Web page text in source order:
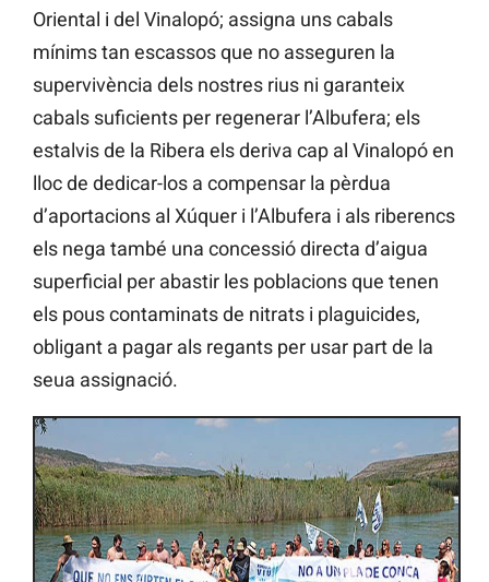
Oriental i del Vinalopó; assigna uns cabals
mínims tan escassos que no asseguren la
supervivència dels nostres rius ni garanteix
cabals suficients per regenerar l’Albufera; els
estalvis de la Ribera els deriva cap al Vinalopó en
lloc de dedicar-los a compensar la pèrdua
d’aportacions al Xúquer i l’Albufera i als riberencs
els nega també una concessió directa d’aigua
superficial per abastir les poblacions que tenen
els pous contaminats de nitrats i plaguicides,
obligant a pagar als regants per usar part de la
seua assignació.